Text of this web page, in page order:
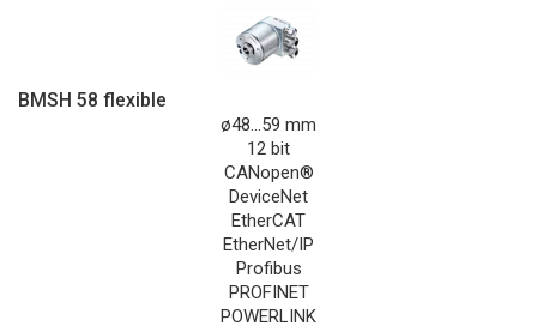
BMSH 58 flexible
ø48...59 mm
12 bit
CANopen®
DeviceNet
EtherCAT
EtherNet/IP
Profibus
PROFINET
POWERLINK